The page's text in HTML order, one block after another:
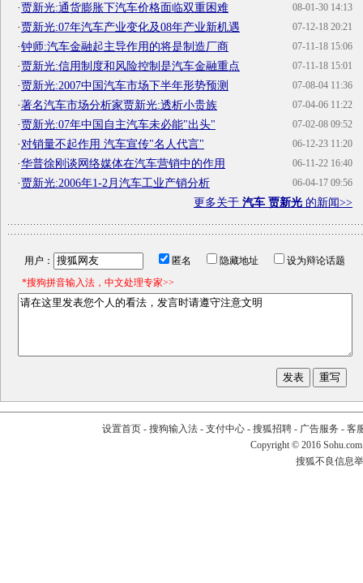
08-01-30 14:13
·贾新光:通货膨胀下汽车价格面临双重困难
07-12-18 20:21
·贾新光:07年汽车产业变化及08年产业新机遇
07-11-18 15:06
·钟师:汽车金融起主导作用的将是制造厂商
07-11-18 15:01
·贾新光:信用制度和风险控制是汽车金融重点
07-08-04 11:36
·贾新光:2007中国汽车市场下半年形势预测
07-04-06 11:22
·著名汽车市场分析家贾新光:透析小贵族
07-02-08 09:52
·贾新光:07年中国自主汽车未必能"出头"
06-12-23 11:20
·对销量不起作用 汽车宣传"名人代言"
06-11-22 16:40
·华普徐刚谈网络媒体在汽车营销中的作用
06-04-17 09:56
·贾新光:2006年1-2月汽车工业产销分析
更多关于 汽车 贾新光 的新闻>>
用户： 匿名 隐藏地址
设为辩论话题
*搜狗拼音输入法，中文处理专家>>
设置首页- 搜狗输入法- 支付中心- 搜狐招聘- 广告服务 - 客
Copyright © 2016
搜狐不良信息